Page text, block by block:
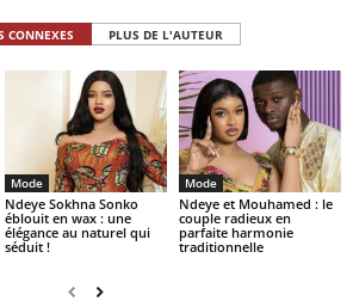
CONNEXES PLUS DE L'AUTEUR
Mode
Ndeye Sokhna Sonko
éblouit en wax : une
élégance au naturel qui
séduit !
Mode
Ndeye et Mouhamed : le
couple radieux en
parfaite harmonie
traditionnelle